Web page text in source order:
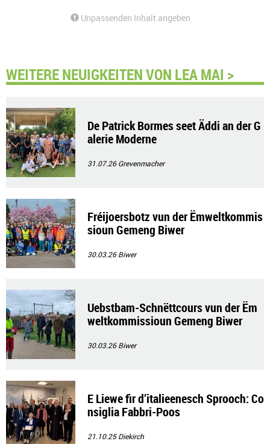
Unpassenden Inhalt angeben
WEITERE NEUIGKEITEN VON LEA MAI >
De Patrick Bormes seet Äddi an der G
alerie Moderne
31.07.26Grevenmacher
Fréijoersbotz vun der Ëmweltkommis
sioun Gemeng Biwer
30.03.26Biwer
Uebstbam-Schnëttcours vun der Ëm
weltkommissioun Gemeng Biwer
30.03.26Biwer
E Liewe fir d’italieenesch Sprooch: Co
nsiglia Fabbri-Poos
21.10.25Diekirch